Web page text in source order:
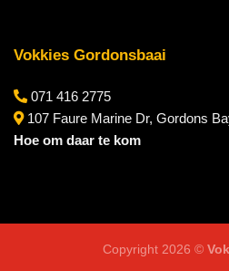
Vokkies Gordonsbaai
071 416 2775
107 Faure Marine Dr, Gordons
Hoe om daar te kom
Copyright 2026 ©